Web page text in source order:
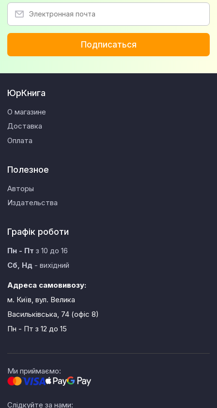
Подписаться
ЮрКнига
О магазине
Доставка
Оплата
Полезное
Авторы
Издательства
Графік роботи
Пн - Пт з 10 до 16
Сб, Нд - вихідний
Адреса самовивозу:
м. Київ, вул. Велика
Васильківська, 74 (офіс 8)
Пн - Пт з 12 до 15
Ми приймаємо:
Слідкуйте за нами: